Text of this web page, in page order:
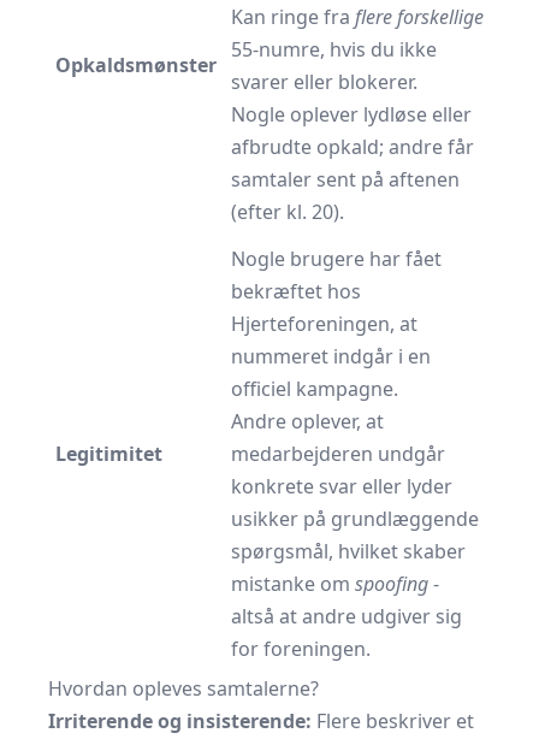
Opkaldsmønster
Kan ringe fra flere forskellige
55-numre, hvis du ikke
svarer eller blokerer.
Nogle oplever lydløse eller
afbrudte opkald; andre får
samtaler sent på aftenen
(efter kl. 20).
Legitimitet
Nogle brugere har fået
bekræftet hos
Hjerteforeningen, at
nummeret indgår i en
officiel kampagne.
Andre oplever, at
medarbejderen undgår
konkrete svar eller lyder
usikker på grundlæggende
spørgsmål, hvilket skaber
mistanke om spoofing-
altså at andre udgiver sig
for foreningen.
Hvordan opleves samtalerne?
Irriterende og insisterende: Flere beskriver et